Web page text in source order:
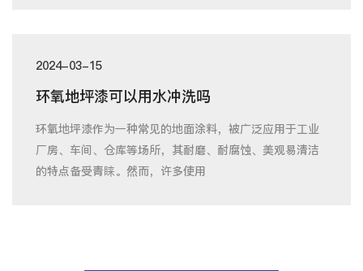
2024-03-15
环氧地坪漆可以用水冲洗吗
环氧地坪漆作为一种常见的地面涂料，被广泛应用于工业
厂房、车间、仓库等场所，其耐磨、耐腐蚀、美观易清洁
的特点备受青睐。然而，许多使用